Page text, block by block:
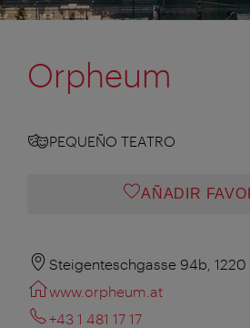
Orpheum
PEQUEÑO TEATRO
AÑADIR
Steigenteschgasse 94b, 1220
www.orpheum.at
+43 1 481 17 17